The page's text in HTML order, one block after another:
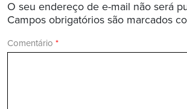
O seu endereço de e-mail não será
Campos obrigatórios são marcados
Comentário *